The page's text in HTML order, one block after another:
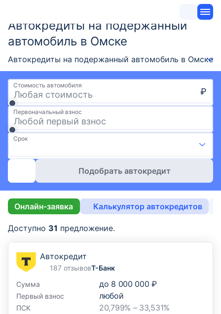
Автокредиты на подержанный
автомобиль в Омске
Автокредиты на подержанный автомобиль в Омске
Стоимость автомобиля
₽
Первоначальный взнос
Срок
Подобрать автокредит
Онлайн-заявка Калькулятор автокредитов
Доступно 31 предложение.
Автокредит
187 отзывовТ-Банк
Сумма
до 8 000 000 ₽
Первый взнос любой
ПСК 20,799% – 33,531%